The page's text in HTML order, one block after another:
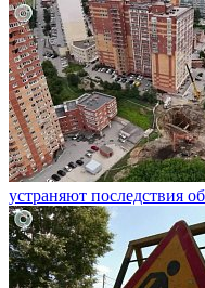
устраняют последствия